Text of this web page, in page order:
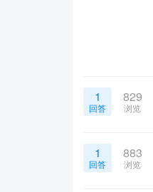
1
回答
829
浏览
1
回答
883
浏览